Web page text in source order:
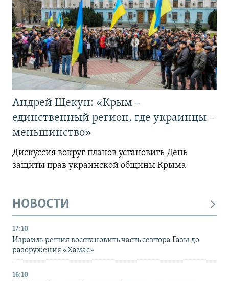
Андрей Щекун: «Крым –
единственный регион, где украинцы –
меньшинство»
Дискуссия вокруг планов установить День
защиты прав украинской общины Крыма
НОВОСТИ
17:10
Израиль решил восстановить часть сектора Газы до
разоружения «Хамас»
16:10